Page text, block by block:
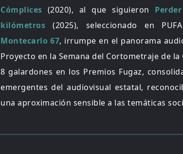
Cómplices (2020), al que siguieron Perder
kilómetros (2025), seleccionado en
Montecarlo 67, irrumpe en el panorama
Proyecto en la Semana del Cortometraje de
8 galardones en los Premios Fugaz,
emergentes del audiovisual estatal,
una aproximación sensible a las temáticas